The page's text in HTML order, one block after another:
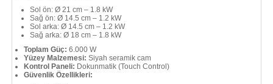
Sol ön: Ø 21 cm – 1.8 kW
Sağ ön: Ø 14.5 cm – 1.2 kW
Sol arka: Ø 14.5 cm – 1.2 kW
Sağ arka: Ø 18 cm – 1.8 kW
Toplam Güç: 6.000 W
Yüzey Malzemesi: Siyah seramik cam
Kontrol Paneli: Dokunmatik (Touch Control)
Güvenlik Özellikleri: